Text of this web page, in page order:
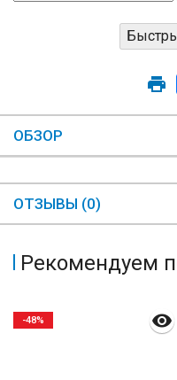
ОБЗОР
ОТЗЫВЫ (0)
Рекомендуем
-48%